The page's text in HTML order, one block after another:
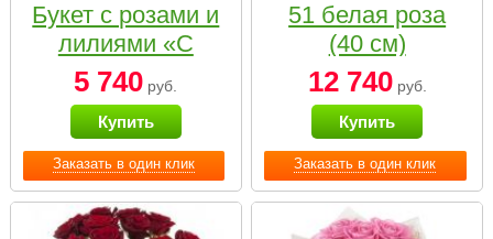
Заказать в один клик
Букет с розами и
лилиями «С
наилучшими
пожеланиями»
5 740 руб.
Купить
Заказать в один клик
51 белая роза
(40 см)
12 740руб.
Купить